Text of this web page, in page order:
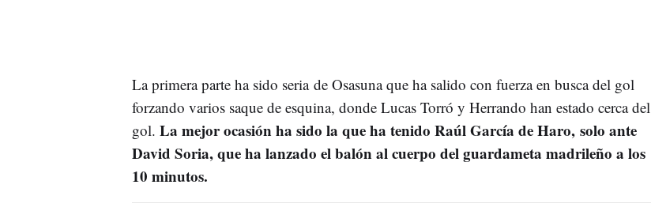
La primera parte ha sido seria de Osasuna que ha salido con fuerza en busca del gol
forzando varios saque de esquina, donde Lucas Torró y Herrando han estado cerca del
gol. La mejor ocasión ha sido la que ha tenido Raúl García de Haro, solo ante
David Soria, que ha lanzado el balón al cuerpo del guardameta madrileño a los
10 minutos.